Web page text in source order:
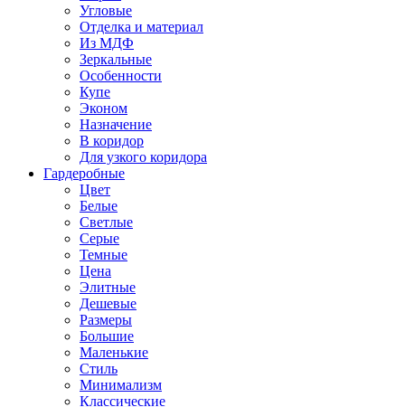
Угловые
Отделка и материал
Из МДФ
Зеркальные
Особенности
Купе
Эконом
Назначение
В коридор
Для узкого коридора
Гардеробные
Цвет
Белые
Светлые
Серые
Темные
Цена
Элитные
Дешевые
Размеры
Большие
Маленькие
Стиль
Минимализм
Классические